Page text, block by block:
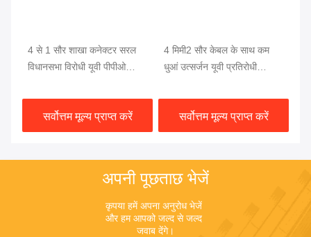
4 से 1 सौर शाखा कनेक्टर सरल
विधानसभा विरोधी यूवी पीपीओ
की क्षमता के साथ
सर्वोत्तम मूल्य प्राप्त करें
4 मिमी2 सौर केबल के साथ कम
धुआं उत्सर्जन यूवी प्रतिरोधी
सर्वोत्तम मूल्य प्राप्त करें
अपनी पूछताछ भेजें
कृपया हमें अपना अनुरोध भेजें
और हम आपको जल्द से जल्द
जवाब देंगे।